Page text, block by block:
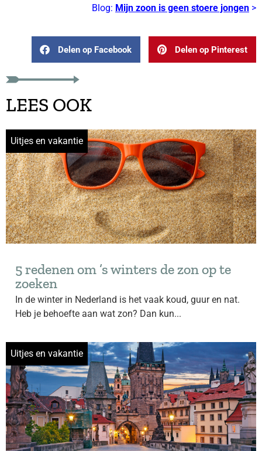
Blog: Mijn zoon is geen stoere jongen >
Delen op Facebook Delen op Pinterest
LEES OOK
Uitjes en vakantie
5 redenen om ’s winters de zon op te
zoeken
In de winter in Nederland is het vaak koud, guur en nat.
Heb je behoefte aan wat zon? Dan kun...
Uitjes en vakantie